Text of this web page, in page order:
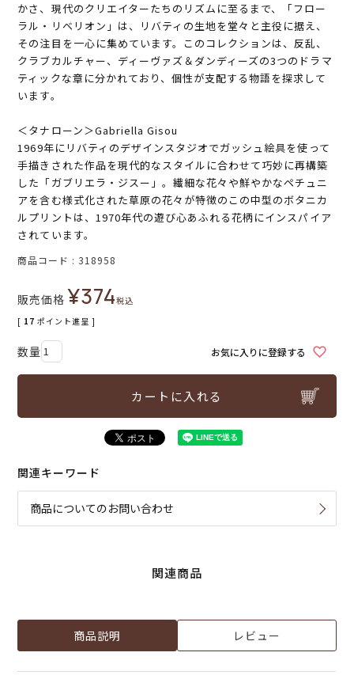
かさ、現代のクリエイターたちのリズムに至るまで、「フロー
ラル・リベリオン」は、リバティの生地を堂々と主役に据え、
その注目を一心に集めています。このコレクションは、反乱、
クラブカルチャー、ディーヴァズ＆ダンディーズの3つのドラマ
ティックな章に分かれており、個性が支配する物語を探求して
います。
＜タナローン＞Gabriella Gisou
1969年にリバティのデザインスタジオでガッシュ絵具を使って
手描きされた作品を現代的なスタイルに合わせて巧妙に再構築
した「ガブリエラ・ジスー」。繊細な花々や鮮やかなペチュニ
アを含む様式化された草原の花々が特徴のこの中型のボタニカ
ルプリントは、1970年代の遊び心あふれる花柄にインスパイア
されています。
商品コード 318958
販売価格 ¥374税込
[ 17 ポイント進呈 ]
お気に入りに登録する
カートに入れる
関連キーワード
商品についてのお問い合わせ
関連商品
商品説明 レビュー